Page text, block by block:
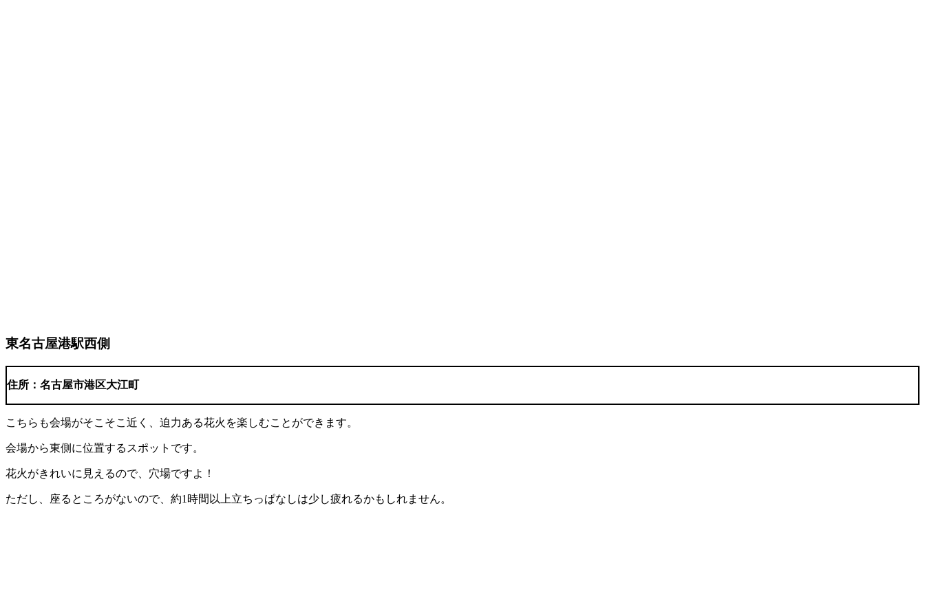
東名古屋港駅西側
住所： 名古屋市港区大江町
こちらも会場がそこそこ近く、迫力ある花火を楽しむことができます。
会場から東側に位置するスポットです。
花火がきれいに見えるので、穴場ですよ！
ただし、座るところがないので、約1時間以上立ちっぱなしは少し疲れるかもしれません。